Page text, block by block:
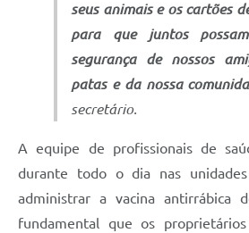
seus animais e os cartões
para que juntos
segurança de nossos
patas e da nossa
secretário.
A equipe de profissionais de
durante todo o dia nas
administrar a vacina antirrábica
fundamental que os